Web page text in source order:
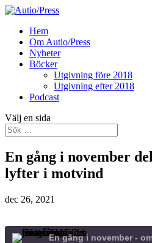
Hem
Om Autio/Press
Nyheter
Böcker
Utgivning före 2018
Utgivning efter 2018
Podcast
Välj en sida
En gång i november
lyfter i motvind
dec 26, 2021